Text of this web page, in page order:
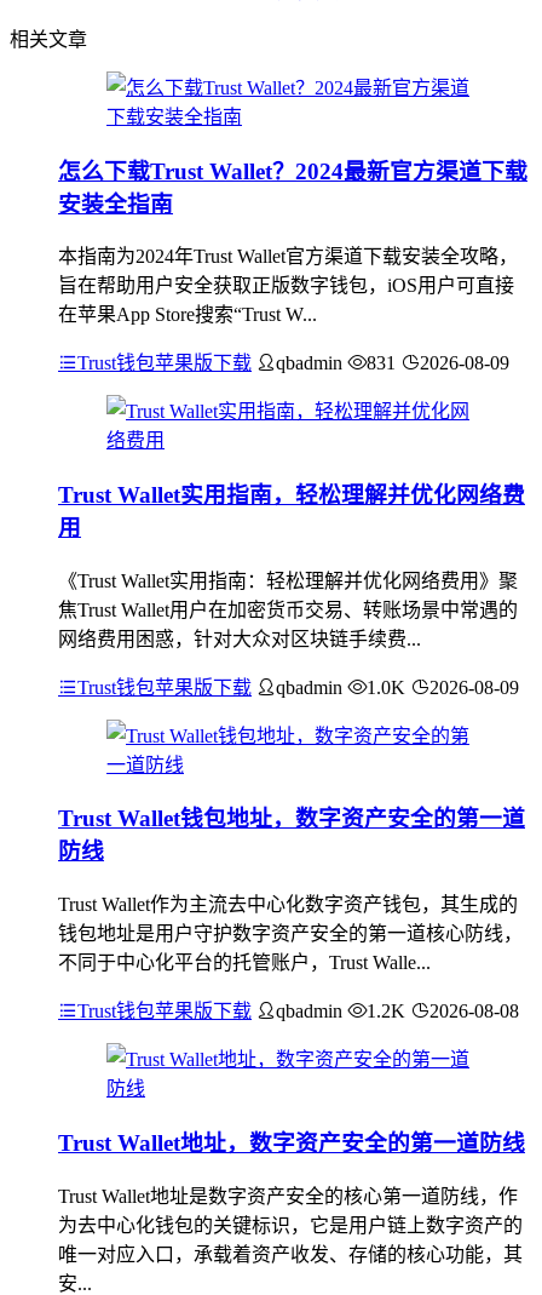
相关文章
怎么下载Trust Wallet？2024最新官方渠道下载
安装全指南
本指南为2024年Trust Wallet官方渠道下载安装全攻略，
旨在帮助用户安全获取正版数字钱包，iOS用户可直接
在苹果App Store搜索“Trust W...
Trust钱包苹果版下载 qbadmin 831 2026-08-09
Trust Wallet实用指南，轻松理解并优化网络费
用
《Trust Wallet实用指南：轻松理解并优化网络费用》聚
焦Trust Wallet用户在加密货币交易、转账场景中常遇的
网络费用困惑，针对大众对区块链手续费...
Trust钱包苹果版下载 qbadmin 1.0K 2026-08-09
Trust Wallet钱包地址，数字资产安全的第一道
防线
Trust Wallet作为主流去中心化数字资产钱包，其生成的
钱包地址是用户守护数字资产安全的第一道核心防线，
不同于中心化平台的托管账户，Trust Walle...
Trust钱包苹果版下载 qbadmin 1.2K 2026-08-08
Trust Wallet地址，数字资产安全的第一道防线
Trust Wallet地址是数字资产安全的核心第一道防线，作
为去中心化钱包的关键标识，它是用户链上数字资产的
唯一对应入口，承载着资产收发、存储的核心功能，其
安...